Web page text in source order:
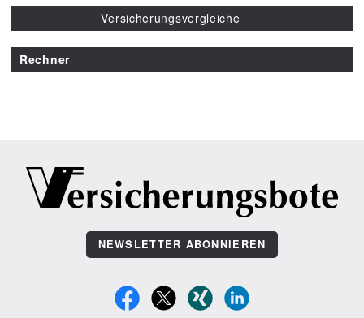
Versicherungsvergleiche
Rechner
NEWSLETTER ABONNIEREN